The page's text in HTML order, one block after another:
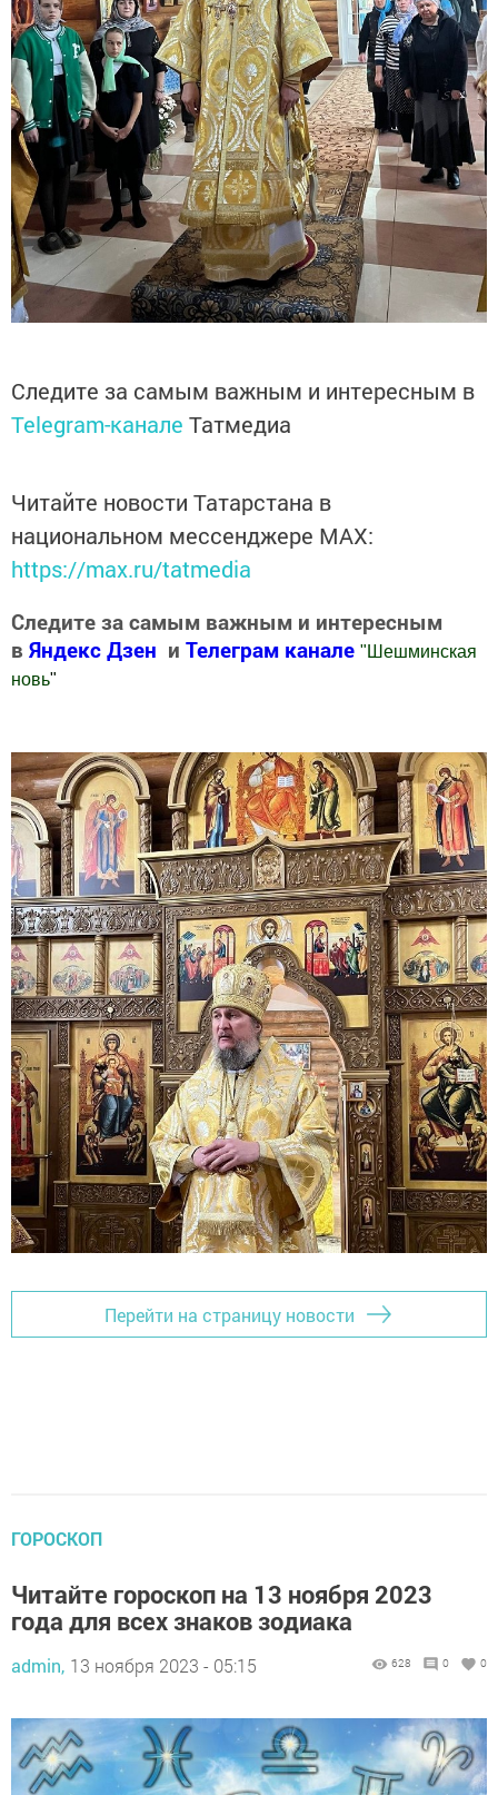
Следите за самым важным и интересным в
Telegram-канале Татмедиа
Читайте новости Татарстана в
национальном мессенджере MАХ:
https://max.ru/tatmedia
Следите за самым важным и интересным
в Яндекс Дзен и Телеграм канале " Шешминская
новь"
Перейти на страницу новости
ГОРОСКОП
Читайте гороскоп на 13 ноября 2023
года для всех знаков зодиака
admin, 13 ноября 2023 - 05:15 628 0 0